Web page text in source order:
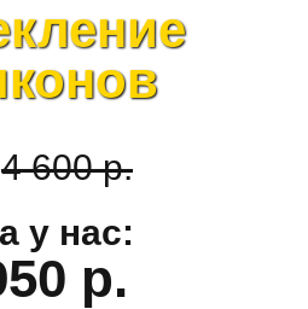
4 600 р.
у нас:
р.